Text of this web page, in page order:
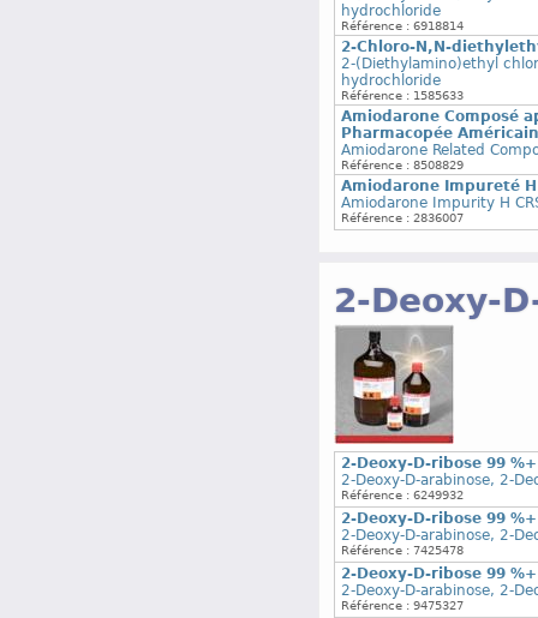
hydrochloride
Référence : 6918814
2-Chloro-N,N-
2-(Diethylamino)ethyl
hydrochloride
Référence : 1585633
Amiodarone Composé
Pharmacopée
Amiodarone Related
Référence : 8508829
Amiodarone Impureté H
Amiodarone Impurity H
Référence : 2836007
2-Deoxy-
2-Deoxy-D-ribose 99 %+
2-Deoxy-D-arabinose, 2-
Référence : 6249932
2-Deoxy-D-ribose 99 %+
2-Deoxy-D-arabinose, 2-
Référence : 7425478
2-Deoxy-D-ribose 99 %+
2-Deoxy-D-arabinose, 2-
Référence : 9475327